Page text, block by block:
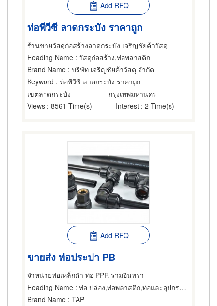
Add RFQ
ท่อพีวีซี ลาดกระบัง ราคาถูก
ร้านขายวัสดุก่อสร้างลาดกระบัง เจริญชัยค้าวัสดุ
Heading Name : วัสดุก่อสร้าง,ท่อพลาสติก
Brand Name : บริษัท เจริญชัยค้าวัสดุ จำกัด
Keyword : ท่อพีวีซี ลาดกระบัง ราคาถูก
เขตลาดกระบัง
กรุงเทพมหานคร
Views : 8561 Time(s) Interest : 2 Time(s)
Add RFQ
ขายส่ง ท่อประปา PB
จำหน่ายท่อเหล็กดำ ท่อ PPR รามอินทรา
Heading Name : ท่อ ปล่อง,ท่อพลาสติก,ท่อและอุปกรณ์ข้อต่อ
Brand Name : TAP